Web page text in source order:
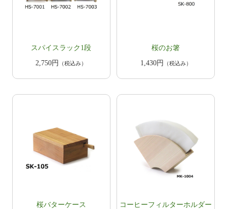
スパイスラック1段
2,750円
（税込み）
​​桜のお箸
1,430円
（税込み）
桜バターケース
コーヒーフィルターホルダー